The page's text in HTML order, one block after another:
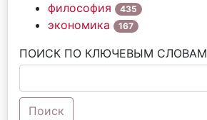
философия 435
экономика 167
ПОИСК ПО КЛЮЧЕВЫМ СЛОВАМ
Поиск